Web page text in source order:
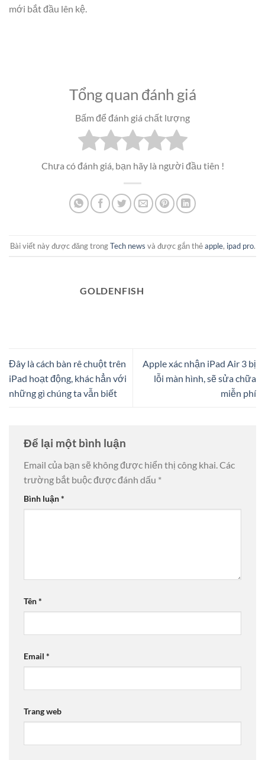
mới bắt đầu lên kệ.
Tổng quan đánh giá
Bấm để đánh giá chất lượng
Chưa có đánh giá, bạn hãy là người đầu tiên !
Bài viết này được đăng trongTech news và được gắn thẻapple, ipad pro.
GOLDENFISH
Đây là cách bàn rê chuột trên
iPad hoạt động, khác hẳn với
những gì chúng ta vẫn biết
Apple xác nhận iPad Air 3 bị
lỗi màn hình, sẽ sửa chữa
miễn phí
Để lại một bình luận
Email của bạn sẽ không được hiển thị công khai.Các
trường bắt buộc được đánh dấu *
Bình luận*
Tên*
Email *
Trang web